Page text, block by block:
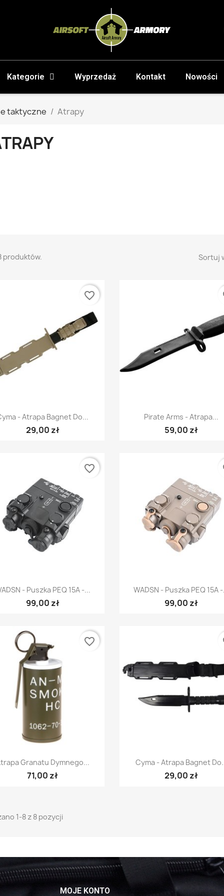
Kategorie Wyprzedaż Kontakt Nowości
taktyczne Atrapy
produktów. Sortuj
 Szybki podgląd
- Atrapa Bagnet Do...
29,00 zł
favorite_border
Szybki podgląd
Pirate Arms - Atrapa...
59,00 zł
Szybki podgląd
- Puszka PEQ 15A -...
99,00 zł
favorite_border
Szybki podgląd
WADSN - Puszka PEQ 15A -
99,00 zł
Szybki podgląd
Granatu Dymnego...
71,00 zł
favorite_border
Szybki podgląd
Cyma - Atrapa Bagnet
29,00 zł
1-8 z 8 pozycji
MOJE KONTO